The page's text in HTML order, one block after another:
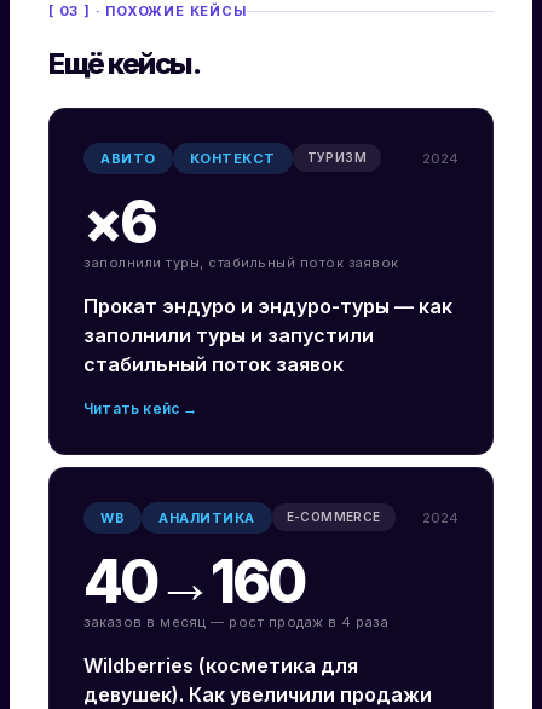
[ 03 ] · ПОХОЖИЕ КЕЙСЫ
Ещё кейсы.
АВИТО КОНТЕКСТ ТУРИЗМ 2024
×6
заполнили туры, стабильный поток заявок
Прокат эндуро и эндуро-туры — как
заполнили туры и запустили
стабильный поток заявок
Читать кейс →
WB АНАЛИТИКА E-COMMERCE 2024
40→160
заказов в месяц — рост продаж в 4 раза
Wildberries (косметика для
девушек). Как увеличили продажи